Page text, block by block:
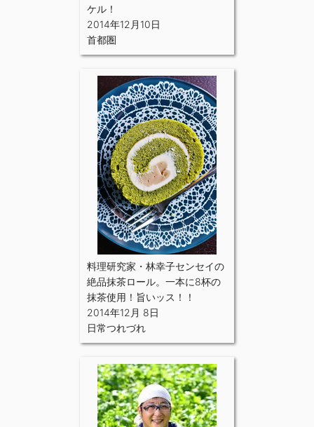
ケル！
2014年12月10日
首都圏
料理研究家・林幸子センセイの
絶品抹茶ロール。一本に8杯の
抹茶使用！旨いッス！！
2014年12月 8日
日常つれづれ